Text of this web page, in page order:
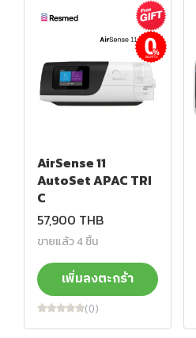
ผ่อนชำระ
AirSense 11
AutoSet APAC TRI
C
57,900 THB
ขายแล้ว 4 ชิ้น
เพิ่มลงตะกร้า
(0)